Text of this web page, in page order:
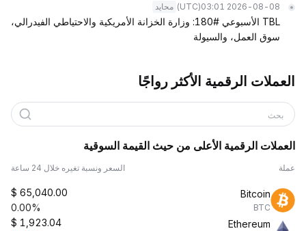
2026-08-08 03:01
(UTC) محايد
TBL الأسبوعي #180: وزارة الخزانة الأمريكية والاحتياطي الفيدرالي،
سوق العمل، والسيولة
العملات الرقمية الأكثر رواجًا
بحث
العملات الرقمية الأعلى من حيث القيمة السوقية
عملة السعر ونسبة تغيره خلال 24 ساعة
Bitcoin
BTC
$ 65,040.00
0.00%
Ethereum
$ 1,923.04